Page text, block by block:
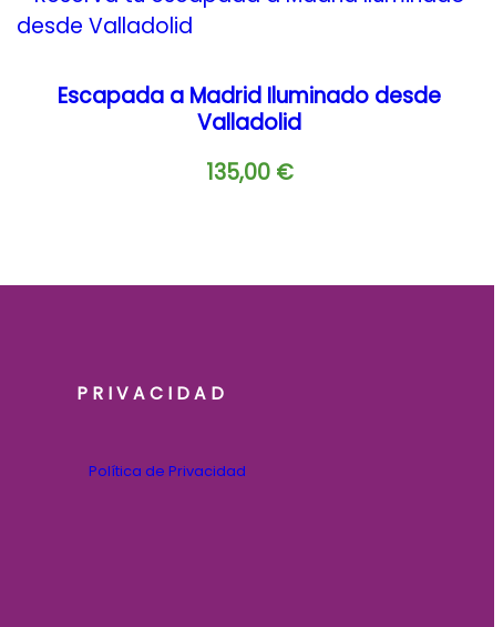
Escapada a Madrid Iluminado desde
Valladolid
135,00 €
PRIVACIDAD
Política de Privacidad